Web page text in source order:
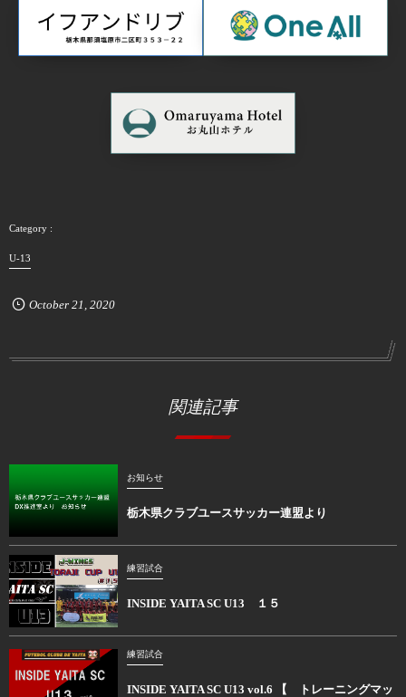
U-13
October 21 2020
関連記事
お知らせ
栃木県クラブユースサッカー連盟より
練習試合
INSIDE YAITA SC U13 １５
練習試合
INSIDE YAITA SC U13 vol.6 【 トレーニングマッ